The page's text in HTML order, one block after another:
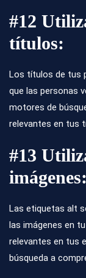
#12
títulos:
Los títulos de tus
que las personas
motores de
relevantes en tus
#13
imágenes:
Las etiquetas alt
las imágenes en
relevantes en tus
búsqueda a